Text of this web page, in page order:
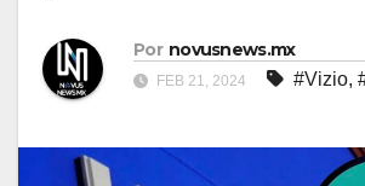
Por novusnews.mx
FEB 21, 2024 #Vizio,